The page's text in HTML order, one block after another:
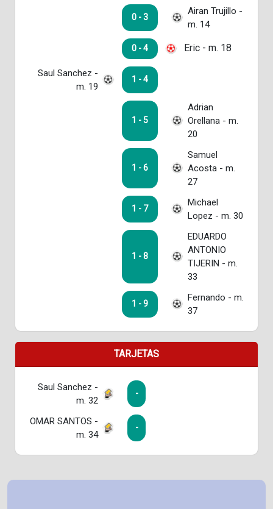
0 - 3
Airan Trujillo -
m. 14
0 - 4 Eric - m. 18
Saul Sanchez -
m. 19
1 - 4
1 - 5
Adrian
Orellana - m.
20
1 - 6
Samuel
Acosta - m.
27
1 - 7
Michael
Lopez - m. 30
1 - 8
EDUARDO
ANTONIO
TIJERIN - m.
33
1 - 9
Fernando - m.
37
TARJETAS
Saul Sanchez -
m. 32
-
OMAR SANTOS -
m. 34
-